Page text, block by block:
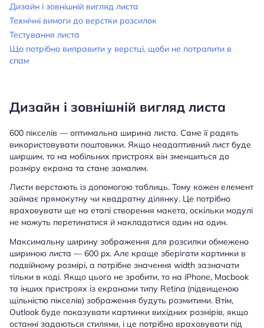
Дизайн і зовнішній вигляд листа
Технічні вимоги до верстки розсилок
Тестування листа
Що потрібно виправити у верстці, щоби не потрапити в
спам
Дизайн і зовнішній вигляд листа
600 пікселів — оптимальна ширина листа. Саме її радять
використовувати поштовики. Якщо неадаптивний лист буде
ширшим, то на мобільних пристроях він зменшиться до
розміру екрана та стане замалим.
Листи верстають із допомогою таблиць. Тому кожен елемент
займає прямокутну чи квадратну ділянку. Це потрібно
враховувати ще на етапі створення макета, оскільки модулі
не можуть перетинатися й накладатися один на один.
Максимальну ширину зображення для розсилки обмежено
шириною листа — 600 px. Але краще зберігати картинки в
подвійному розмірі, а потрібне значення width зазначати
тільки в коді. Якщо цього не зробити, то на iPhone, Macbook
та інших пристроях із екранами типу Retina (підвищеною
щільністю пікселів) зображення будуть розмитими. Втім,
Outlook буде показувати картинки вихідних розмірів, якщо
останні задаються стилями, і це потрібно враховувати під